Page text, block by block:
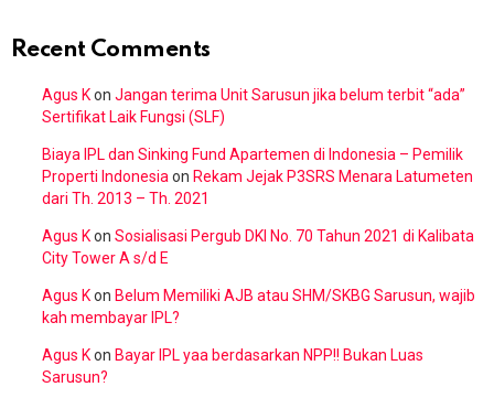
Recent Comments
Agus Kon Jangan terima Unit Sarusun jika belum terbit “ada”
Sertifikat Laik Fungsi (SLF)
Biaya IPL dan Sinking Fund Apartemen di Indonesia – Pemilik
Properti Indonesia on Rekam Jejak P3SRS Menara Latumeten
dari Th. 2013 – Th. 2021
Agus Kon Sosialisasi Pergub DKI No. 70 Tahun 2021 di Kalibata
City Tower A s/d E
Agus Kon Belum Memiliki AJB atau SHM/SKBG Sarusun, wajib
kah membayar IPL?
Agus Kon Bayar IPL yaa berdasarkan NPP!! Bukan Luas
Sarusun?